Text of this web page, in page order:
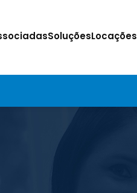
SoluçõesLocações